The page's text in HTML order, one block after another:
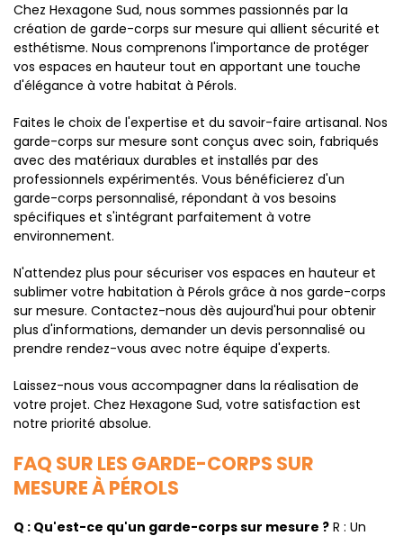
Chez Hexagone Sud, nous sommes passionnés par la
création de garde-corps sur mesure qui allient sécurité et
esthétisme. Nous comprenons l'importance de protéger
vos espaces en hauteur tout en apportant une touche
d'élégance à votre habitat à Pérols.
Faites le choix de l'expertise et du savoir-faire artisanal. Nos
garde-corps sur mesure sont conçus avec soin, fabriqués
avec des matériaux durables et installés par des
professionnels expérimentés. Vous bénéficierez d'un
garde-corps personnalisé, répondant à vos besoins
spécifiques et s'intégrant parfaitement à votre
environnement.
N'attendez plus pour sécuriser vos espaces en hauteur et
sublimer votre habitation à Pérols grâce à nos garde-corps
sur mesure. Contactez-nous dès aujourd'hui pour obtenir
plus d'informations, demander un devis personnalisé ou
prendre rendez-vous avec notre équipe d'experts.
Laissez-nous vous accompagner dans la réalisation de
votre projet. Chez Hexagone Sud, votre satisfaction est
notre priorité absolue.
FAQ SUR LES GARDE-CORPS SUR
MESURE À PÉROLS
Q : Qu'est-ce qu'un garde-corps sur mesure ? R : Un